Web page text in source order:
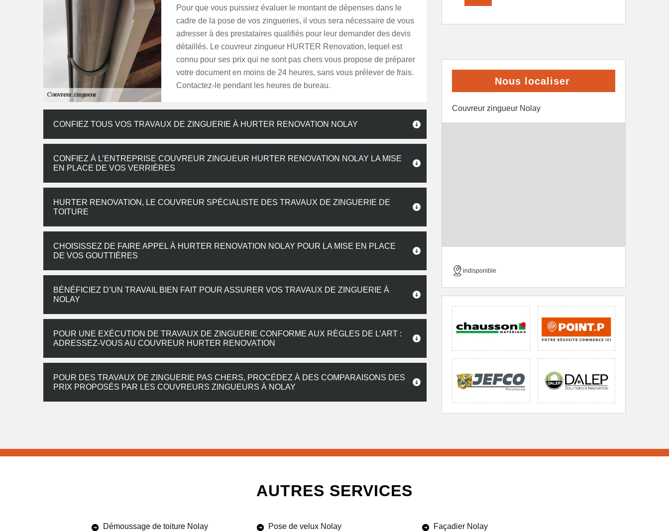
Pour que vous puissiez évaluer le montant de dépenses dans le
cadre de la pose de vos zingueries, il vous sera nécessaire de vous
adresser à des prestataires qualifiés pour leur demander des devis
détaillés. Le couvreur zingueur HURTER Renovation, lequel est
connu pour ses prix qui ne sont pas chers vous propose de préparer
votre document en moins de 24 heures, sans vous prélever de frais.
Contactez-le pendant les heures de bureau.
CONFIEZ TOUS VOS TRAVAUX DE ZINGUERIE À HURTER RENOVATION NOLAY
CONFIEZ À L’ENTREPRISE COUVREUR ZINGUEUR HURTER RENOVATION NOLAY LA MISE
EN PLACE DE VOS VERRIÈRES
HURTER RENOVATION, LE COUVREUR SPÉCIALISTE DES TRAVAUX DE ZINGUERIE DE
TOITURE
CHOISISSEZ DE FAIRE APPEL À HURTER RENOVATION NOLAY POUR LA MISE EN PLACE
DE VOS GOUTTIÈRES
BÉNÉFICIEZ D’UN TRAVAIL BIEN FAIT POUR ASSURER VOS TRAVAUX DE ZINGUERIE À
NOLAY
POUR UNE EXÉCUTION DE TRAVAUX DE ZINGUERIE CONFORME AUX RÈGLES DE L’ART :
ADRESSEZ-VOUS AU COUVREUR HURTER RENOVATION
POUR DES TRAVAUX DE ZINGUERIE PAS CHERS, PROCÉDEZ À DES COMPARAISONS DES
PRIX PROPOSÉS PAR LES COUVREURS ZINGUEURS À NOLAY
Nous localiser
Couvreur zingueur Nolay
indisponible
AUTRES SERVICES
Démoussage de toiture Nolay Pose de velux Nolay Façadier Nolay